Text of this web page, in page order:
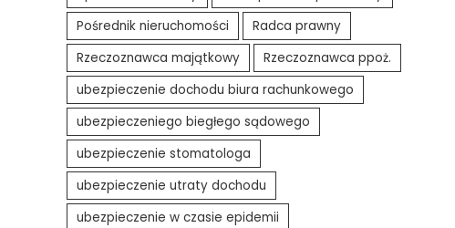
Pośrednik nieruchomości
Radca prawny
Rzeczoznawca majątkowy
Rzeczoznawca ppoż.
ubezpieczenie dochodu biura rachunkowego
ubezpieczeniego biegłego sądowego
ubezpieczenie stomatologa
ubezpieczenie utraty dochodu
ubezpieczenie w czasie epidemii